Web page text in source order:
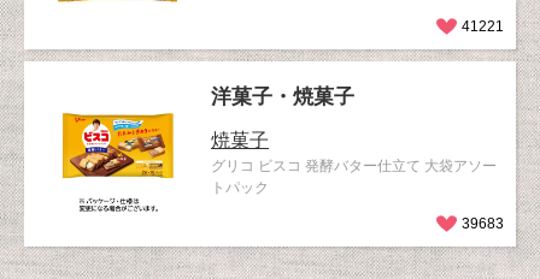
41221
洋菓子・焼菓子
焼菓子
グリコ ビスコ 発酵バター仕立て 大袋アソー
トパック
39683